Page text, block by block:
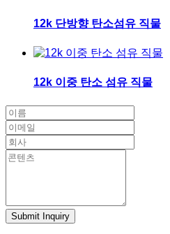
12k 단방향 탄소섬유 직물
12k 이중 탄소 섬유 직물
Submit Inquiry